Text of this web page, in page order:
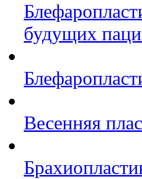
будущих
Весенняя